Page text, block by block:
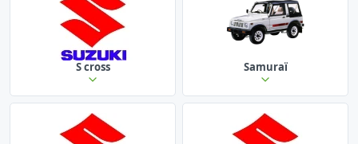
S cross Samuraï